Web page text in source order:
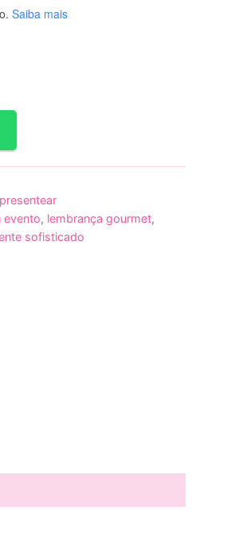
Saiba mais
evento, lembrança gourmet,
sofisticado